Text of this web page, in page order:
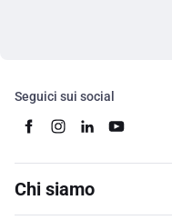
Seguici sui social
Chi siamo